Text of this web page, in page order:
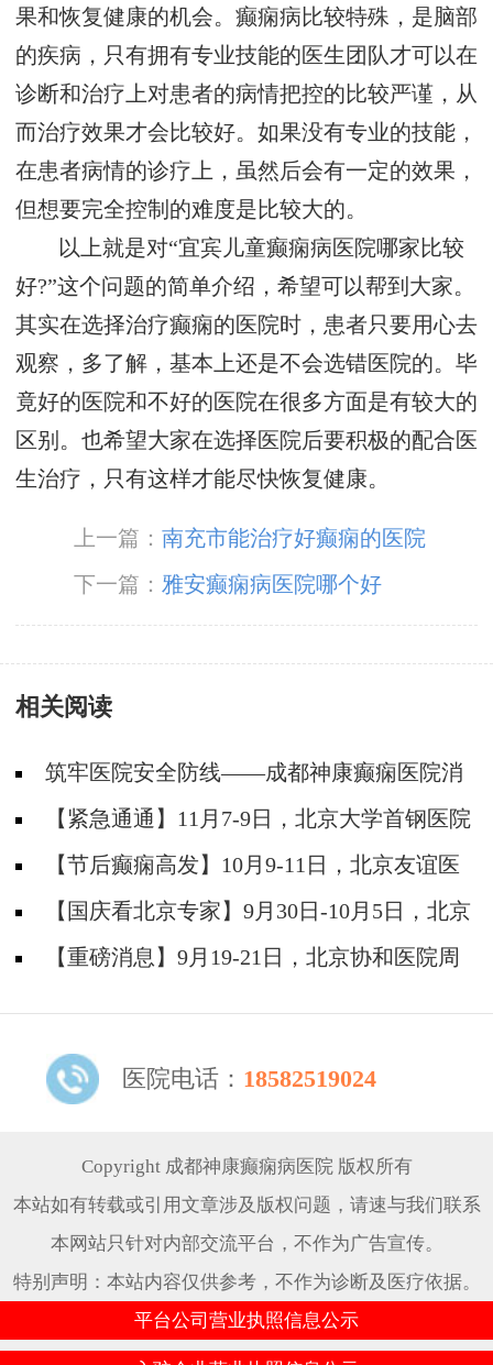
果和恢复健康的机会。癫痫病比较特殊，是脑部
的疾病，只有拥有专业技能的医生团队才可以在
诊断和治疗上对患者的病情把控的比较严谨，从
而治疗效果才会比较好。如果没有专业的技能，
在患者病情的诊疗上，虽然后会有一定的效果，
但想要完全控制的难度是比较大的。
以上就是对“宜宾儿童癫痫病医院哪家比较
好?”这个问题的简单介绍，希望可以帮到大家。
其实在选择治疗癫痫的医院时，患者只要用心去
观察，多了解，基本上还是不会选错医院的。毕
竟好的医院和不好的医院在很多方面是有较大的
区别。也希望大家在选择医院后要积极的配合医
生治疗，只有这样才能尽快恢复健康。
上一篇：南充市能治疗好癫痫的医院
下一篇： 雅安癫痫病医院哪个好
相关阅读
筑牢医院安全防线——成都神康癫痫医院消
防安全培训纪实
【紧急通通】11月7-9日，北京大学首钢医院
神经内科胡颖教授亲临成都会诊，破解癫痫疑难
【节后癫痫高发】10月9-11日，北京友谊医
院陈葵博士免费会诊+治疗援助，破解癫痫难
题！
【国庆看北京专家】9月30日-10月5日，北京
天坛&首钢医院两大专家蓉城亲诊+癫痫大额救
【重磅消息】9月19-21日，北京协和医院周
线！
医院电话： 18582519024
Copyright 成都神康癫痫病医院 版权所有
本站如有转载或引用文章涉及版权问题，请速与我们联系
本网站只针对内部交流平台，不作为广告宣传。
特别声明：本站内容仅供参考，不作为诊断及医疗依据。
平台公司营业执照信息公示